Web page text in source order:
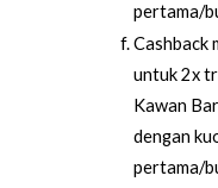
pertama/
Cashback
untuk 2x
Kawan
dengan
pertama/